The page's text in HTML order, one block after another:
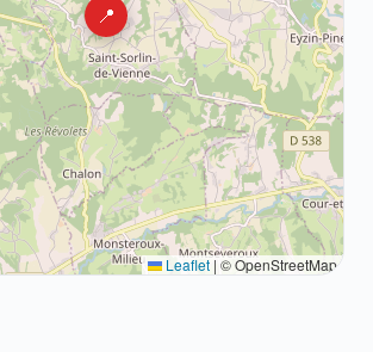
📍
Leaflet |© OpenStreetMap